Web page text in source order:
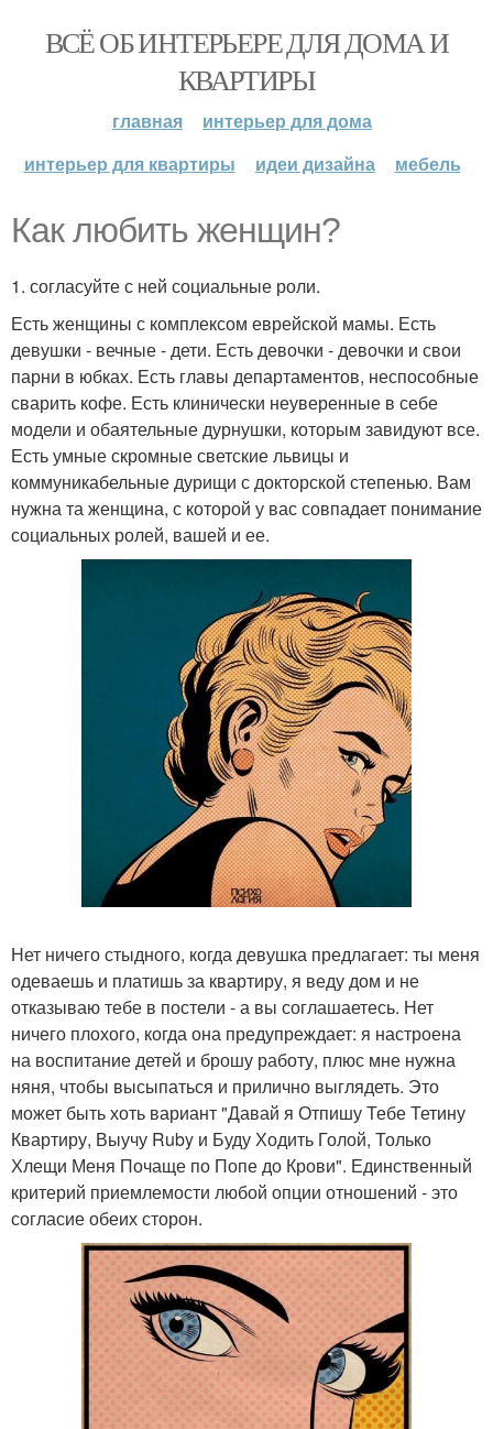
ВСЁ ОБ ИНТЕРЬЕРЕ ДЛЯ ДОМА И
КВАРТИРЫ
главная
интерьер для дома
интерьер для квартиры
идеи дизайна мебель
Как любить женщин?
1. согласуйте с ней социальные роли.
Есть женщины с комплексом еврейской мамы. Есть
девушки - вечные - дети. Есть девочки - девочки и свои
парни в юбках. Есть главы департаментов, неспособные
сварить кофе. Есть клинически неуверенные в себе
модели и обаятельные дурнушки, которым завидуют все.
Есть умные скромные светские львицы и
коммуникабельные дурищи с докторской степенью. Вам
нужна та женщина, с которой у вас совпадает понимание
социальных ролей, вашей и ее.
Нет ничего стыдного, когда девушка предлагает: ты меня
одеваешь и платишь за квартиру, я веду дом и не
отказываю тебе в постели - а вы соглашаетесь. Нет
ничего плохого, когда она предупреждает: я настроена
на воспитание детей и брошу работу, плюс мне нужна
няня, чтобы высыпаться и прилично выглядеть. Это
может быть хоть вариант "Давай я Отпишу Тебе Тетину
Квартиру, Выучу Ruby и Буду Ходить Голой, Только
Хлещи Меня Почаще по Попе до Крови". Единственный
критерий приемлемости любой опции отношений - это
согласие обеих сторон.